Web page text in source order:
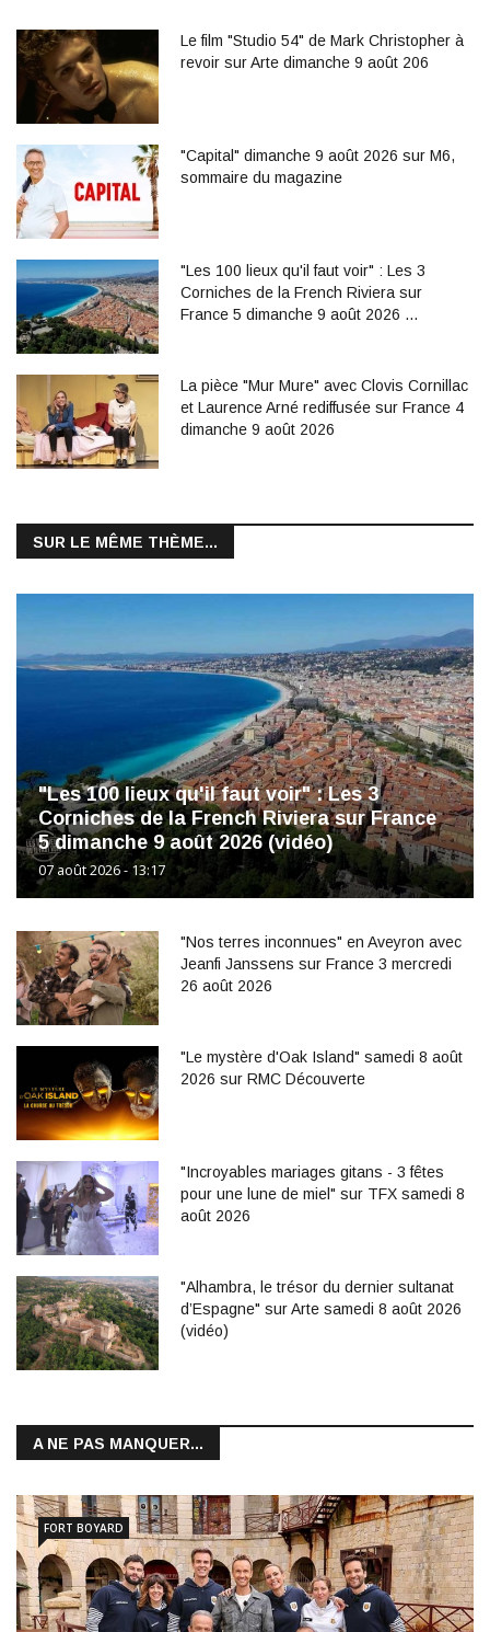
Le film "Studio 54" de Mark Christopher à
revoir sur Arte dimanche 9 août 206
"Capital" dimanche 9 août 2026 sur M6,
sommaire du magazine
"Les 100 lieux qu'il faut voir" : Les 3
Corniches de la French Riviera sur
France 5 dimanche 9 août 2026 …
La pièce "Mur Mure" avec Clovis Cornillac
et Laurence Arné rediffusée sur France 4
dimanche 9 août 2026
SUR LE MÊME THÈME...
"Les 100 lieux qu'il faut voir" : Les 3
Corniches de la French Riviera sur France
5 dimanche 9 août 2026 (vidéo)
07 août 2026 - 13:17
"Nos terres inconnues" en Aveyron avec
Jeanfi Janssens sur France 3 mercredi
26 août 2026
"Le mystère d'Oak Island" samedi 8 août
2026 sur RMC Découverte
"Incroyables mariages gitans - 3 fêtes
pour une lune de miel" sur TFX samedi 8
août 2026
"Alhambra, le trésor du dernier sultanat
d’Espagne" sur Arte samedi 8 août 2026
(vidéo)
A NE PAS MANQUER...
FORT BOYARD